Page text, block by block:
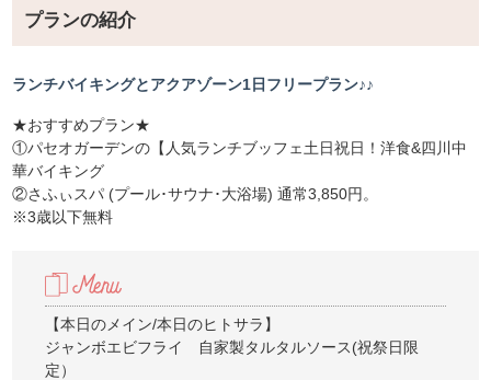
プランの紹介
ランチバイキングとアクアゾーン1日フリープラン♪♪
★おすすめプラン★
①パセオガーデンの【人気ランチブッフェ土日祝日！洋食&四川中
華バイキング
②さふぃスパ (プール･サウナ･大浴場) 通常3,850円。
※3歳以下無料
【本日のメイン/本日のヒトサラ】
ジャンボエビフライ 自家製タルタルソース(祝祭日限
定）